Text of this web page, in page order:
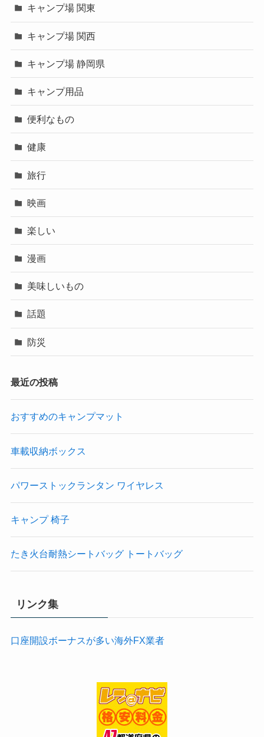
キャンプ場 関東
キャンプ場 関西
キャンプ場 静岡県
キャンプ用品
便利なもの
健康
旅行
映画
楽しい
漫画
美味しいもの
話題
防災
最近の投稿
おすすめのキャンプマット
車載収納ボックス
パワーストックランタン ワイヤレス
キャンプ 椅子
たき火台耐熱シートバッグ トートバッグ
リンク集
口座開設ボーナスが多い海外FX業者